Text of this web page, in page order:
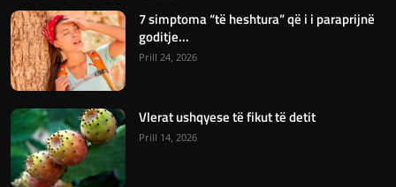
7 simptoma “të heshtura” që i i paraprijnë
goditje...
Prill 24, 2026
Vlerat ushqyese të fikut të detit
Prill 14, 2026